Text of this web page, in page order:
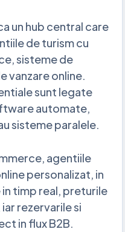
un hub central care
de turism cu
sisteme de
vanzare online.
sunt legate
automate,
sisteme paralele.
agentiile
personalizat, in
timp real, preturile
rezervarile si
in flux B2B.